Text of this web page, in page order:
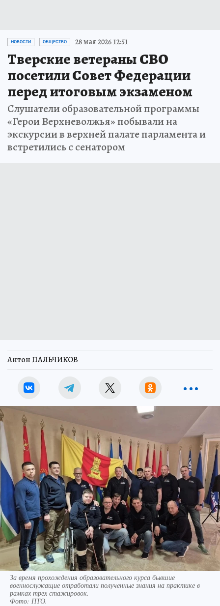
НОВОСТИ ОБЩЕСТВО 28 мая 2026 12:51
Тверские ветераны СВО
посетили Совет Федерации
перед итоговым экзаменом
Слушатели образовательной программы
«Герои Верхневолжья» побывали на
экскурсии в верхней палате парламента и
встретились с сенатором
Антон ПАЛЬЧИКОВ
За время прохождения образовательного курса бывшие
военнослужащие отработали полученные знания на практике в
рамках трех стажировок.
Фото: ПТО.